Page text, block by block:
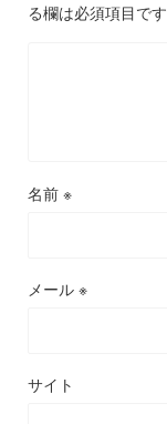
る欄は必須項目です
名前 ※
メール ※
サイト